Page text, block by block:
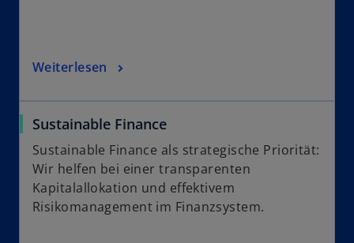
Weiterlesen
Sustainable Finance
Sustainable Finance als strategische Priorität:
Wir helfen bei einer transparenten
Kapitalallokation und effektivem
Risikomanagement im Finanzsystem.